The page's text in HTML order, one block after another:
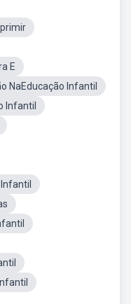
E
NaEducação Infantil
Infantil